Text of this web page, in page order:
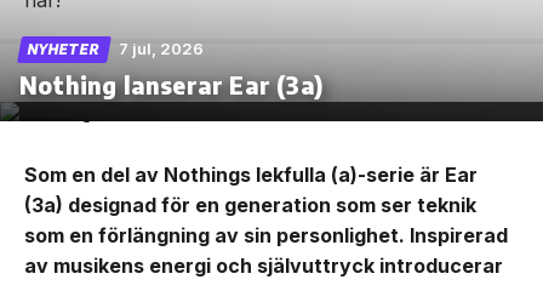
NYHETER 7 jul, 2026
Nothing lanserar Ear (3a)
Som en del av Nothings lekfulla (a)-serie är Ear
(3a) designad för en generation som ser teknik
som en förlängning av sin personlighet. Inspirerad
av musikens energi och självuttryck introducerar